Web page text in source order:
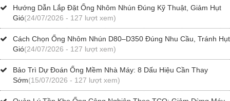
Hướng Dẫn Lắp Đặt Ống Nhôm Nhún Đúng Kỹ Thuật, Giảm Hụt
Gió(24/07/2026 - 127 lượt xem)
Cách Chọn Ống Nhôm Nhún D80–D350 Đúng Nhu Cầu, Tránh Hụt
Gió(24/07/2026 - 127 lượt xem)
Bảo Trì Dự Đoán Ống Mềm Nhà Máy: 8 Dấu Hiệu Cần Thay
Sớm(15/07/2026 - 127 lượt xem)